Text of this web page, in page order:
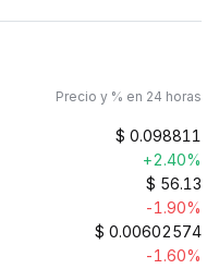
Precio y % en 24 horas
$ 0.098811
+2.40%
$ 56.13
-1.90%
$ 0.00602574
-1.60%